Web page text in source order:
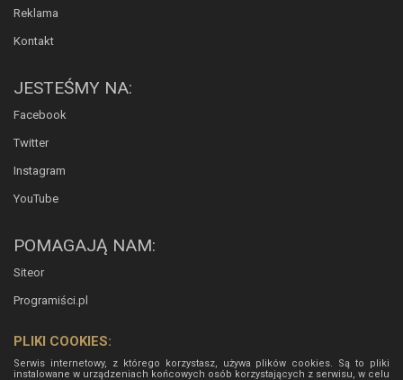
Reklama
Kontakt
JESTEŚMY NA:
Facebook
Twitter
Instagram
YouTube
POMAGAJĄ NAM:
Siteor
Programiści.pl
PLIKI COOKIES:
Serwis internetowy, z którego korzystasz, używa plików cookies. Są to pliki
instalowane w urządzeniach końcowych osób korzystających z serwisu, w celu